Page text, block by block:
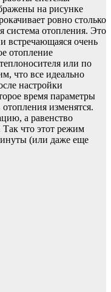
на рисунке
ровно столько
система отопления. Это
встречающаяся очень
отопление
или по
что все идеально
настройки
время параметры
изменятся.
а равенство
Так что этот режим
(или даже еще